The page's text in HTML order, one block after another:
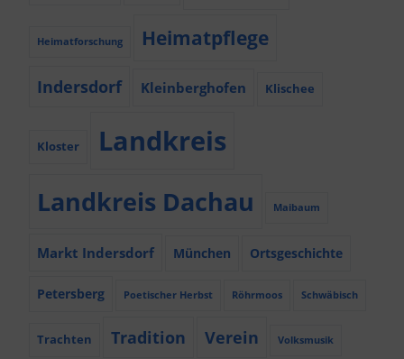
Heimatforschung Heimatpflege
Indersdorf Kleinberghofen Klischee
Kloster Landkreis
Landkreis Dachau Maibaum
Markt Indersdorf München Ortsgeschichte
Petersberg Poetischer Herbst Röhrmoos Schwäbisch
Trachten Tradition Verein Volksmusik